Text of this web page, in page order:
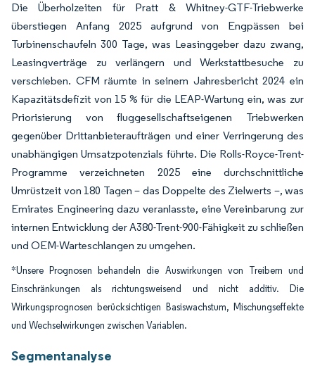
Die Überholzeiten für Pratt & Whitney-GTF-Triebwerke
überstiegen Anfang 2025 aufgrund von Engpässen bei
Turbinenschaufeln 300 Tage, was Leasinggeber dazu zwang,
Leasingverträge zu verlängern und Werkstattbesuche zu
verschieben. CFM räumte in seinem Jahresbericht 2024 ein
Kapazitätsdefizit von 15 % für die LEAP-Wartung ein, was zur
Priorisierung von fluggesellschaftseigenen Triebwerken
gegenüber Drittanbieteraufträgen und einer Verringerung des
unabhängigen Umsatzpotenzials führte. Die Rolls-Royce-Trent-
Programme verzeichneten 2025 eine durchschnittliche
Umrüstzeit von 180 Tagen – das Doppelte des Zielwerts –, was
Emirates Engineering dazu veranlasste, eine Vereinbarung zur
internen Entwicklung der A380-Trent-900-Fähigkeit zu schließen
und OEM-Warteschlangen zu umgehen.
*Unsere Prognosen behandeln die Auswirkungen von Treibern und
Einschränkungen als richtungsweisend und nicht additiv. Die
Wirkungsprognosen berücksichtigen Basiswachstum, Mischungseffekte
und Wechselwirkungen zwischen Variablen.
Segmentanalyse